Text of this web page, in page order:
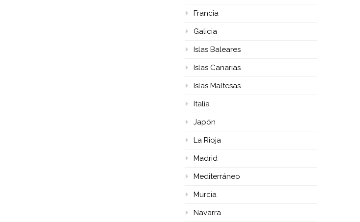
Francia
Galicia
Islas Baleares
Islas Canarias
Islas Maltesas
Italia
Japón
La Rioja
Madrid
Mediterráneo
Murcia
Navarra